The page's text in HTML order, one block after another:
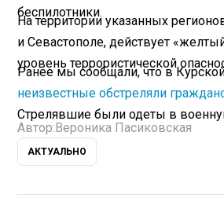
беспилотники.
На территории указанных
и Севастополе, действует
уровень террористической
Ранее мы сообщали, что в
неизвестные обстреляли
Стрелявшие были одеты в
Автор: Вероника Пасиковская
АКТУАЛЬНО